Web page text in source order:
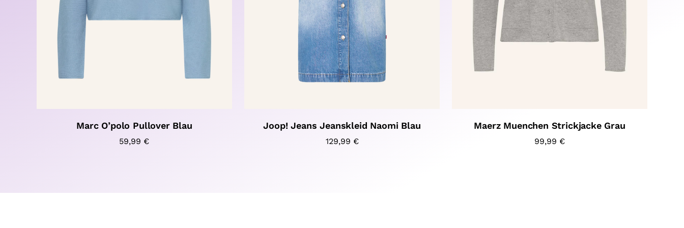
Marc O’polo Pullover Blau
59,99 €
Joop! Jeans Jeanskleid Naomi Blau
129,99 €
Maerz Muenchen Strickjacke Grau
99,99 €